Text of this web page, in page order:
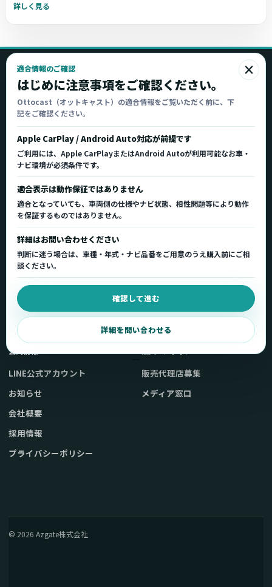
詳しく見る
×
適合情報のご確認
はじめに注意事項をご確認ください。
Ottocast（オットキャスト）の適合情報をご覧いただく前に、下
記をご確認ください。
Apple CarPlay / Android Auto対応が前提です
ご利用には、Apple CarPlayまたはAndroid Autoが利用可能なお車・
ナビ環境が必須条件です。
適合表示は動作保証ではありません
適合となっていても、車両側の仕様やナビ状態、相性問題等により動作
を保証するものではありません。
詳細はお問い合わせください
判断に迷う場合は、車種・年式・ナビ品番をご用意のうえ購入前にご相
談ください。
確認して進む
詳細を問い合わせる
Ottocast
オットキャスト
Ottocast正規販売代理店 Azgate株式会社
Ottocast（オットキャスト）の製品情報、車種適
合、サポート情報を日本国内向けに整理してご案内し
ます。
正規販売代理店 車種適合情報 国内サポート窓口
製品を探す
製品一覧
車種適合を確認
用途から製品を選ぶ
取扱店舗・購入先
弊社販売ストアへ
Q&A・症状別サポート
起動不良復旧サービス
公式情報
LINE公式アカウント
お知らせ
会社概要
採用情報
プライバシーポリシー
販売代理店募集
メディア窓口
© 2026 Azgate株式会社